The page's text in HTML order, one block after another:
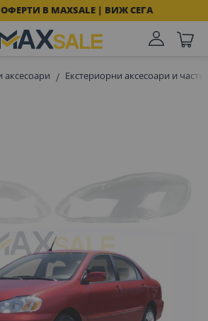
В MAXSALE | ВИЖ СЕГА
аксесоари Екстериорни аксесоари и части